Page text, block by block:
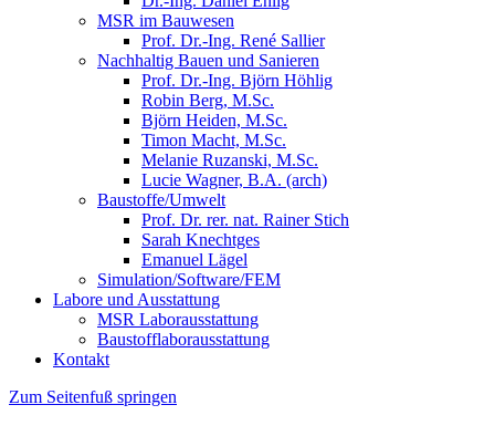
MSR im Bauwesen
Prof. Dr.-Ing. René Sallier
Nachhaltig Bauen und Sanieren
Prof. Dr.-Ing. Björn Höhlig
Robin Berg, M.Sc.
Björn Heiden, M.Sc.
Timon Macht, M.Sc.
Melanie Ruzanski, M.Sc.
Lucie Wagner, B.A. (arch)
Baustoffe/Umwelt
Prof. Dr. rer. nat. Rainer Stich
Sarah Knechtges
Emanuel Lägel
Simulation/Software/FEM
Labore und Ausstattung
MSR Laborausstattung
Baustofflaborausstattung
Kontakt
Zum Seitenfuß springen